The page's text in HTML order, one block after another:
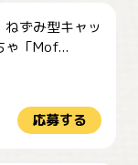
ずみ型キャッ
ゃ「Mof...
応募する